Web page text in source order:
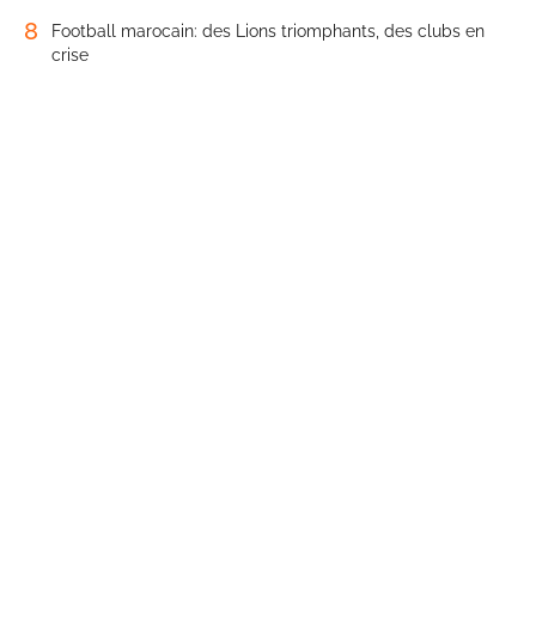
8
Football marocain: des Lions triomphants, des clubs en
crise